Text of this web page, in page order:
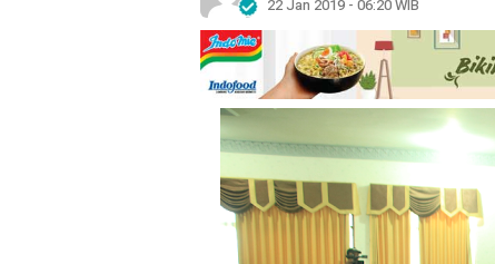
22 Jan 2019 - 06:20 WIB